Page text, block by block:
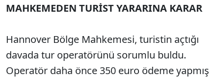
MAHKEMEDEN TURİST YARARINA KARAR
Hannover Bölge Mahkemesi, turistin açtığı
davada tur operatörünü sorumlu buldu.
Operatör daha önce 350 euro ödeme yapmış